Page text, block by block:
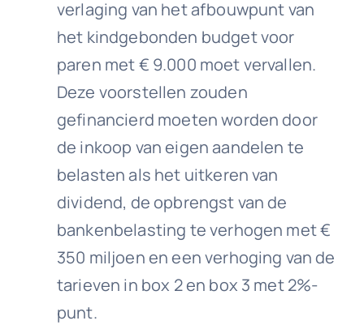
verlaging van het afbouwpunt van
het kindgebonden budget voor
paren met € 9.000 moet vervallen.
Deze voorstellen zouden
gefinancierd moeten worden door
de inkoop van eigen aandelen te
belasten als het uitkeren van
dividend, de opbrengst van de
bankenbelasting te verhogen met €
350 miljoen en een verhoging van de
tarieven in box 2 en box 3 met 2%-
punt.